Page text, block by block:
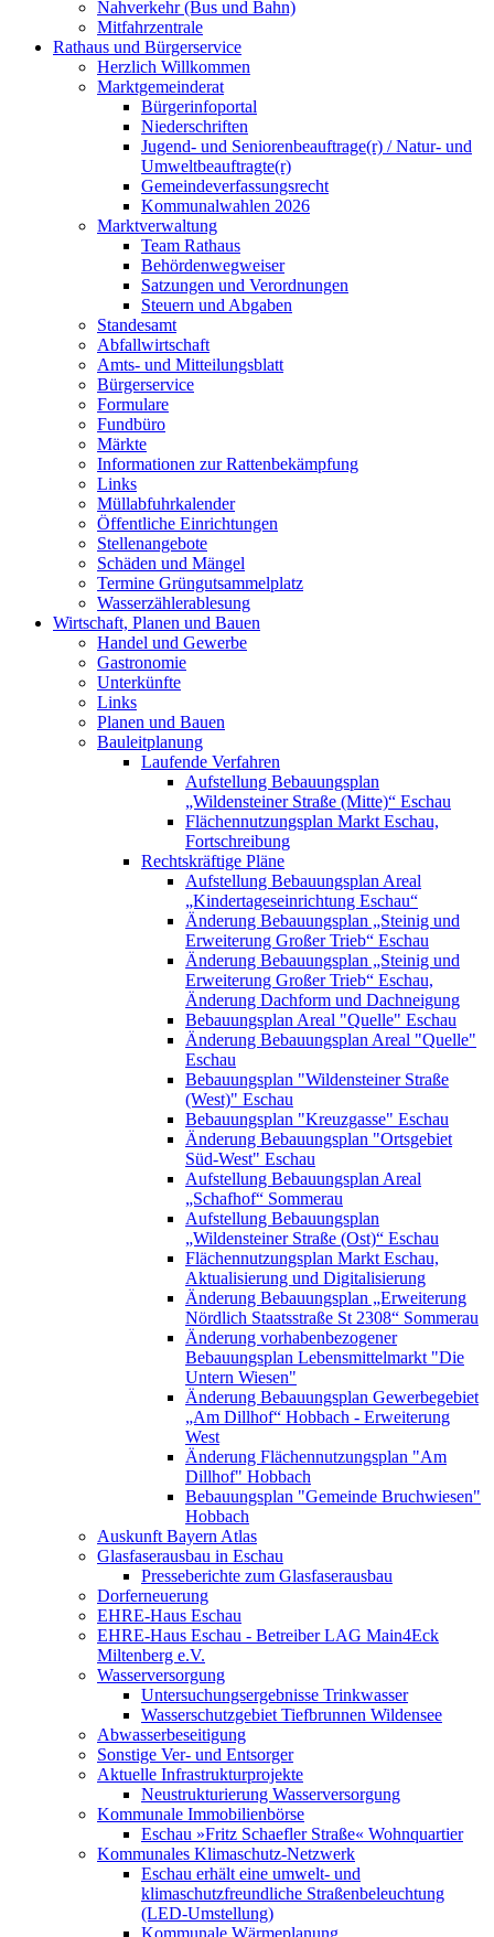
Nahverkehr (Bus und Bahn)
Mitfahrzentrale
Rathaus und Bürgerservice
Herzlich Willkommen
Marktgemeinderat
Bürgerinfoportal
Niederschriften
Jugend- und Seniorenbeauftrage(r) / Natur- und
Umweltbeauftragte(r)
Gemeindeverfassungsrecht
Kommunalwahlen 2026
Marktverwaltung
Team Rathaus
Behördenwegweiser
Satzungen und Verordnungen
Steuern und Abgaben
Standesamt
Abfallwirtschaft
Amts- und Mitteilungsblatt
Bürgerservice
Formulare
Fundbüro
Märkte
Informationen zur Rattenbekämpfung
Links
Müllabfuhrkalender
Öffentliche Einrichtungen
Stellenangebote
Schäden und Mängel
Termine Grüngutsammelplatz
Wasserzählerablesung
Wirtschaft, Planen und Bauen
Handel und Gewerbe
Gastronomie
Unterkünfte
Links
Planen und Bauen
Bauleitplanung
Laufende Verfahren
Aufstellung Bebauungsplan
„Wildensteiner Straße (Mitte)“ Eschau
Flächennutzungsplan Markt Eschau,
Fortschreibung
Rechtskräftige Pläne
Aufstellung Bebauungsplan Areal
„Kindertageseinrichtung Eschau“
Änderung Bebauungsplan „Steinig und
Erweiterung Großer Trieb“ Eschau
Änderung Bebauungsplan „Steinig und
Erweiterung Großer Trieb“ Eschau,
Änderung Dachform und Dachneigung
Bebauungsplan Areal "Quelle" Eschau
Änderung Bebauungsplan Areal "Quelle"
Eschau
Bebauungsplan "Wildensteiner Straße
(West)" Eschau
Bebauungsplan "Kreuzgasse" Eschau
Änderung Bebauungsplan "Ortsgebiet
Süd-West" Eschau
Aufstellung Bebauungsplan Areal
„Schafhof“ Sommerau
Aufstellung Bebauungsplan
„Wildensteiner Straße (Ost)“ Eschau
Flächennutzungsplan Markt Eschau,
Aktualisierung und Digitalisierung
Änderung Bebauungsplan „Erweiterung
Nördlich Staatsstraße St 2308“ Sommerau
Änderung vorhabenbezogener
Bebauungsplan Lebensmittelmarkt "Die
Untern Wiesen"
Änderung Bebauungsplan Gewerbegebiet
„Am Dillhof“ Hobbach - Erweiterung
West
Änderung Flächennutzungsplan "Am
Dillhof" Hobbach
Bebauungsplan "Gemeinde Bruchwiesen"
Hobbach
Auskunft Bayern Atlas
Glasfaserausbau in Eschau
Presseberichte zum Glasfaserausbau
Dorferneuerung
EHRE-Haus Eschau
EHRE-Haus Eschau - Betreiber LAG Main4Eck
Miltenberg e.V.
Wasserversorgung
Untersuchungsergebnisse Trinkwasser
Wasserschutzgebiet Tiefbrunnen Wildensee
Abwasserbeseitigung
Sonstige Ver- und Entsorger
Aktuelle Infrastrukturprojekte
Neustrukturierung Wasserversorgung
Kommunale Immobilienbörse
Eschau »Fritz Schaefler Straße« Wohnquartier
Kommunales Klimaschutz-Netzwerk
Eschau erhält eine umwelt- und
klimaschutzfreundliche Straßenbeleuchtung
(LED-Umstellung)
Kommunale Wärmeplanung